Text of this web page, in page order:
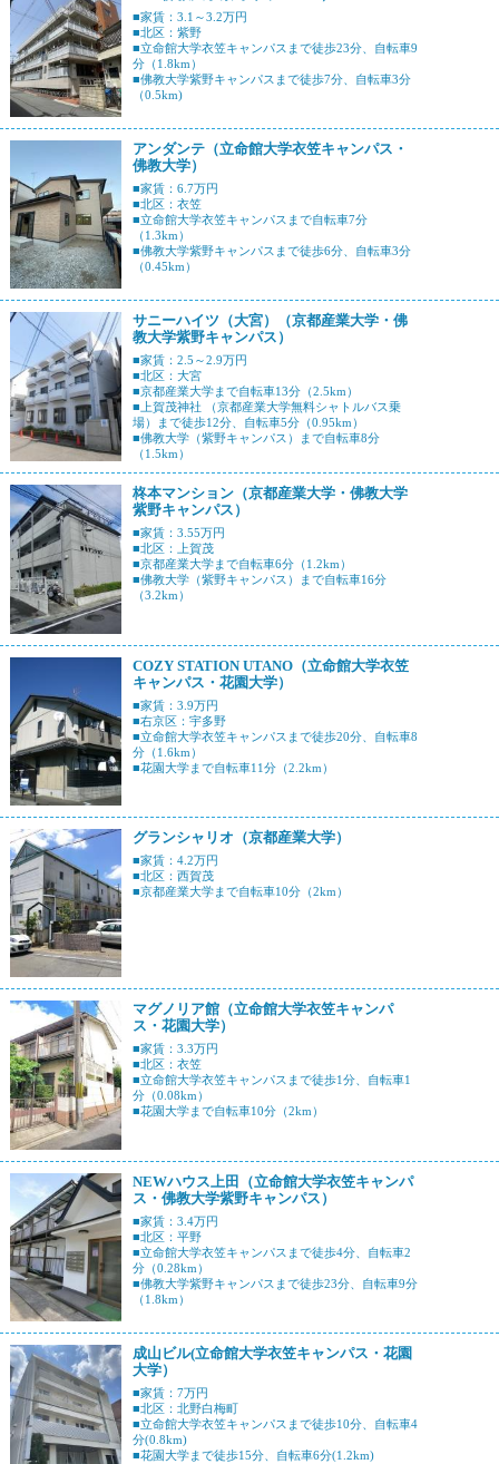
■家賃：3.1～3.2万円
■北区：紫野
■立命館大学衣笠キャンパスまで徒歩23分、自転車9
分（1.8km）
■佛教大学紫野キャンパスまで徒歩7分、自転車3分
（0.5km)
アンダンテ（立命館大学衣笠キャンパス・
佛教大学）
■家賃：6.7万円
■北区：衣笠
■立命館大学衣笠キャンパスまで自転車7分
（1.3km）
■佛教大学紫野キャンパスまで徒歩6分、自転車3分
（0.45km）
サニーハイツ（大宮）（京都産業大学・佛
教大学紫野キャンパス）
■家賃：2.5～2.9万円
■北区：大宮
■京都産業大学まで自転車13分（2.5km）
■上賀茂神社 （京都産業大学無料シャトルバス乗
場）まで徒歩12分、自転車5分（0.95km）
■佛教大学（紫野キャンパス）まで自転車8分
（1.5km）
柊本マンション（京都産業大学・佛教大学
紫野キャンパス）
■家賃：3.55万円
■北区：上賀茂
■京都産業大学まで自転車6分（1.2km）
■佛教大学（紫野キャンパス）まで自転車16分
（3.2km）
COZY STATION UTANO（立命館大学衣笠
キャンパス・花園大学）
■家賃：3.9万円
■右京区：宇多野
■立命館大学衣笠キャンパスまで徒歩20分、自転車8
分（1.6km）
■花園大学まで自転車11分（2.2km）
グランシャリオ（京都産業大学）
■家賃：4.2万円
■北区：西賀茂
■京都産業大学まで自転車10分（2km）
マグノリア館（立命館大学衣笠キャンパ
ス・花園大学）
■家賃：3.3万円
■北区：衣笠
■立命館大学衣笠キャンパスまで徒歩1分、自転車1
分（0.08km）
■花園大学まで自転車10分（2km）
NEWハウス上田（立命館大学衣笠キャンパ
ス・佛教大学紫野キャンパス）
■家賃：3.4万円
■北区：平野
■立命館大学衣笠キャンパスまで徒歩4分、自転車2
分（0.28km）
■佛教大学紫野キャンパスまで徒歩23分、自転車9分
（1.8km）
成山ビル(立命館大学衣笠キャンパス・花園
大学）
■家賃：7万円
■北区：北野白梅町
■立命館大学衣笠キャンパスまで徒歩10分、自転車4
分(0.8km)
■花園大学まで徒歩15分、自転車6分(1.2km)